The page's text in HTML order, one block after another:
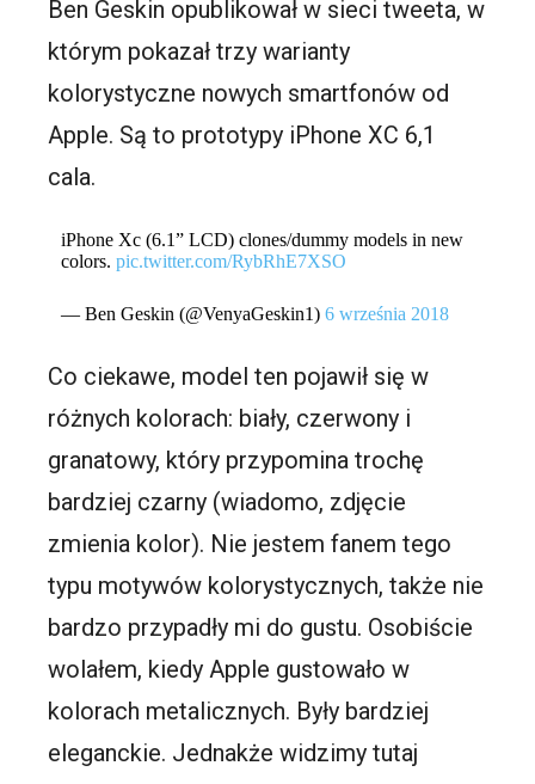
Ben Geskin opublikował w sieci tweeta, w
którym pokazał trzy warianty
kolorystyczne nowych smartfonów od
Apple. Są to prototypy iPhone XC 6,1
cala.
iPhone Xc (6.1” LCD) clones/dummy models in new
colors.pic.twitter.com/RybRhE7XSO
— Ben Geskin (@VenyaGeskin1)6 września 2018
Co ciekawe, model ten pojawił się w
różnych kolorach: biały, czerwony i
granatowy, który przypomina trochę
bardziej czarny (wiadomo, zdjęcie
zmienia kolor). Nie jestem fanem tego
typu motywów kolorystycznych, także nie
bardzo przypadły mi do gustu. Osobiście
wolałem, kiedy Apple gustowało w
kolorach metalicznych. Były bardziej
eleganckie. Jednakże widzimy tutaj